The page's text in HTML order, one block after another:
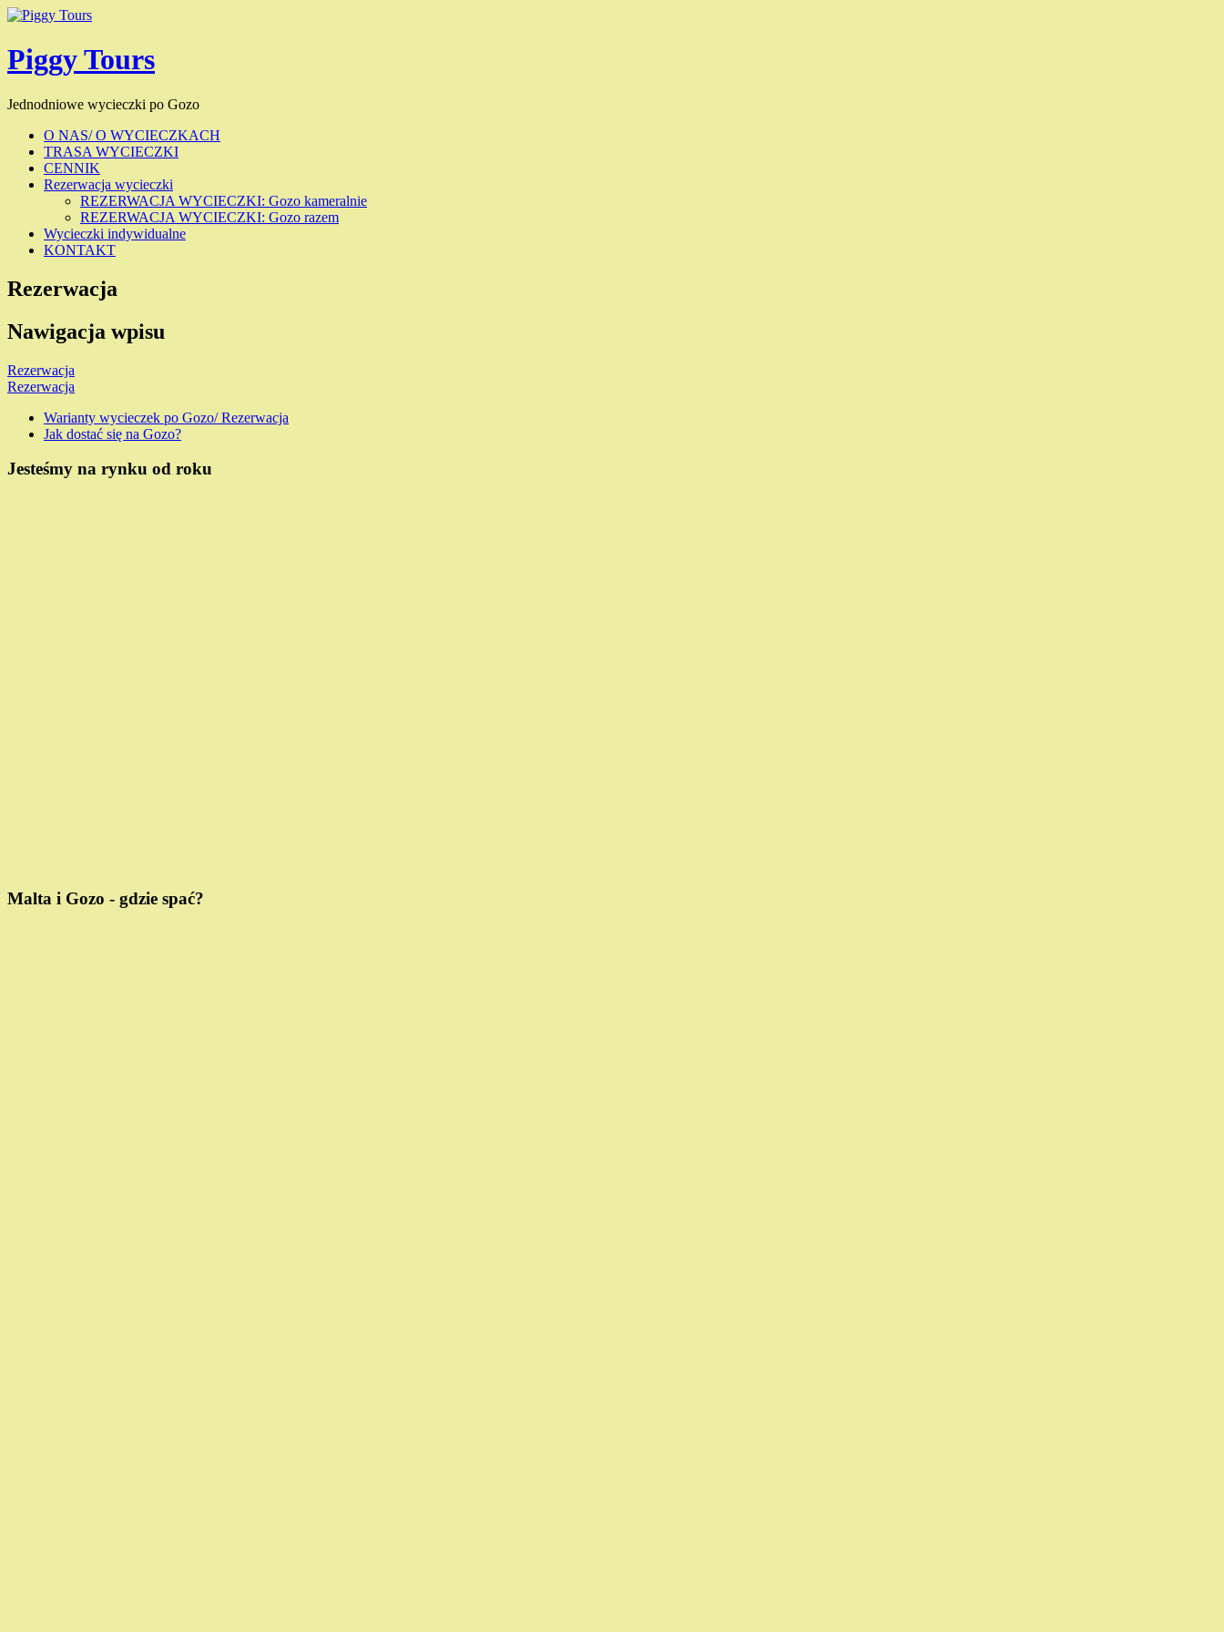
Piggy Tours
Jednodniowe wycieczki po Gozo
O NAS/ O WYCIECZKACH
TRASA WYCIECZKI
CENNIK
Rezerwacja wycieczki
REZERWACJA WYCIECZKI: Gozo kameralnie
REZERWACJA WYCIECZKI: Gozo razem
Wycieczki indywidualne
KONTAKT
Rezerwacja
Nawigacja wpisu
Rezerwacja
Rezerwacja
Warianty wycieczek po Gozo/ Rezerwacja
Jak dostać się na Gozo?
Jesteśmy na rynku od roku
Malta i Gozo - gdzie spać?